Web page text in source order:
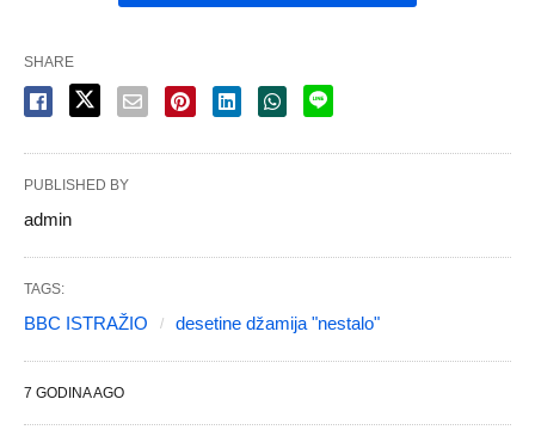
SHARE
PUBLISHED BY
admin
TAGS:
BBC ISTRAŽIO desetine džamija "nestalo"
7 GODINA AGO